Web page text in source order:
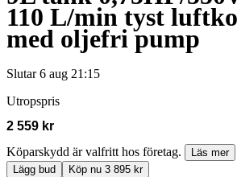
110 L/min tyst
med oljefri pump
Slutar 6 aug 21:15
Utropspris
2 559 kr
Köparskydd är valfritt hos företag.
Läs mer
Lägg bud
Köp nu 3 895 kr